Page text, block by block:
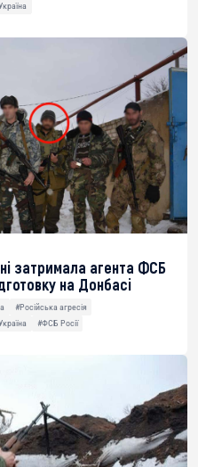
затримала агента ФСБ
на Донбасі
#Російська агресія
#ФСБ Росії